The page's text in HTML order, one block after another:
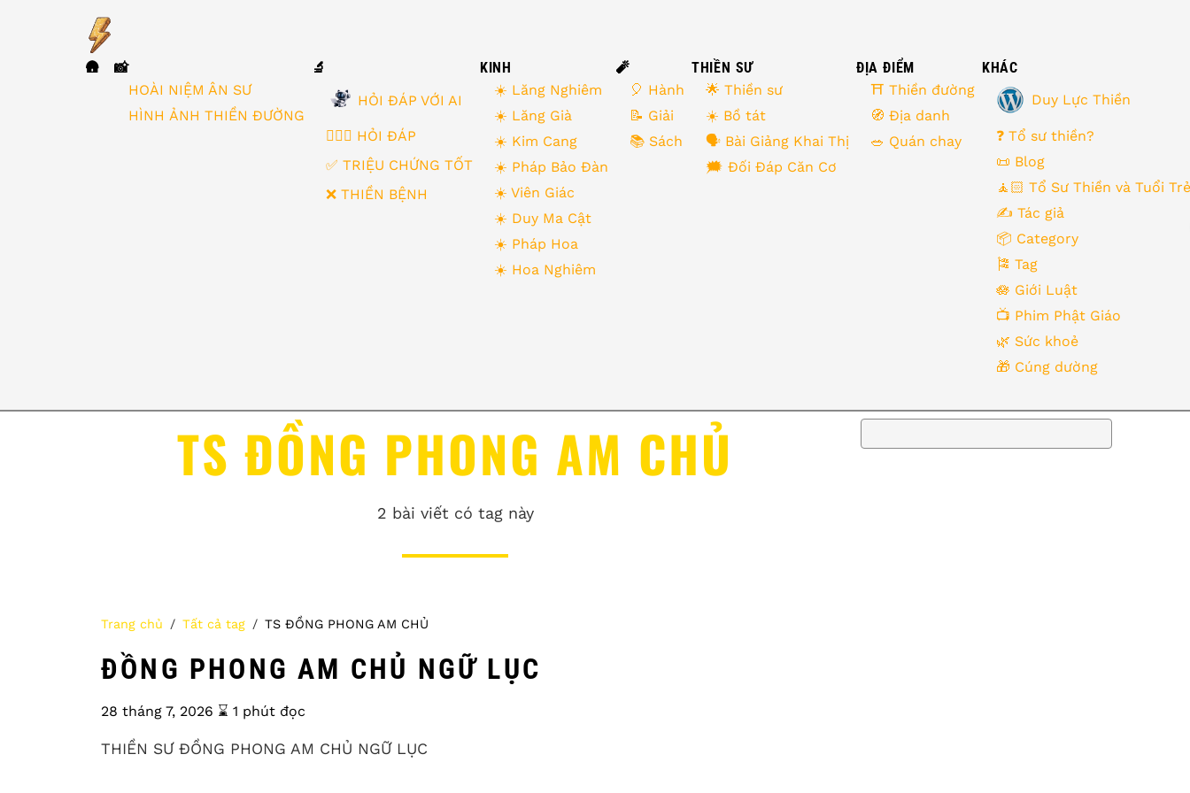
🛖
📸
HOÀI NIỆM ÂN SƯ
HÌNH ẢNH THIỀN ĐƯỜNG
🔬
HỎI ĐÁP VỚI AI
🙋🏻‍♂️ HỎI ĐÁP
✅ TRIỆU CHỨNG TỐT
❌ THIỀN BỆNH
KINH
☀️ Lăng Nghiêm
☀️ Lăng Già
☀️ Kim Cang
☀️ Pháp Bảo Đàn
☀️ Viên Giác
☀️ Duy Ma Cật
☀️ Pháp Hoa
☀️ Hoa Nghiêm
🧨
🎈 Hành
📝 Giải
📚 Sách
THIỀN SƯ
🌟 Thiền sư
☀️ Bồ tát
🗣 Bài Giảng Khai Thị
🗯 Đối Đáp Căn Cơ
ĐỊA ĐIỂM
⛩ Thiền đường
🧭 Địa danh
🥗 Quán chay
KHÁC
Duy Lực Thiền
❓ Tổ sư thiền?
📜 Blog
🧘🏻 Tổ Sư Thiền và Tuổi Trẻ
✍️ Tác giả
📦 Category
🎏 Tag
🪷 Giới Luật
📺 Phim Phật Giáo
🌿️ Sức khoẻ
🎁️ Cúng dường
TS ĐỒNG PHONG AM CHỦ
2 bài viết có tag này
Trang chủ Tất cả tag TS ĐỒNG PHONG AM CHỦ
ĐỒNG PHONG AM CHỦ NGỮ LỤC
28 tháng 7, 2026 ⌛️ 1 phút đọc
THIỀN SƯ ĐỒNG PHONG AM CHỦ NGỮ LỤC